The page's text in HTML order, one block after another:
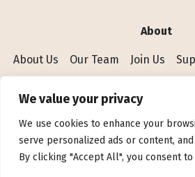
We value your privacy
We use cookies to enhance your
serve personalized ads or content,
By clicking "Accept All", you consent
About
About Us Our Team Join Us
Privacy Policy
Copyright © 2026 I’MMIGRANT.